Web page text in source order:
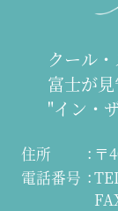
クール
富士が
"イン・
住所
〒
電話番号